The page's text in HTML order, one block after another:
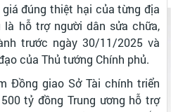
đúng thiệt hại của từng địa
là hỗ trợ người dân sửa chữa,
trước ngày 30/11/2025 và
của Thủ tướng Chính phủ.
Đồng giao Sở Tài chính triển
tỷ đồng Trung ương hỗ trợ